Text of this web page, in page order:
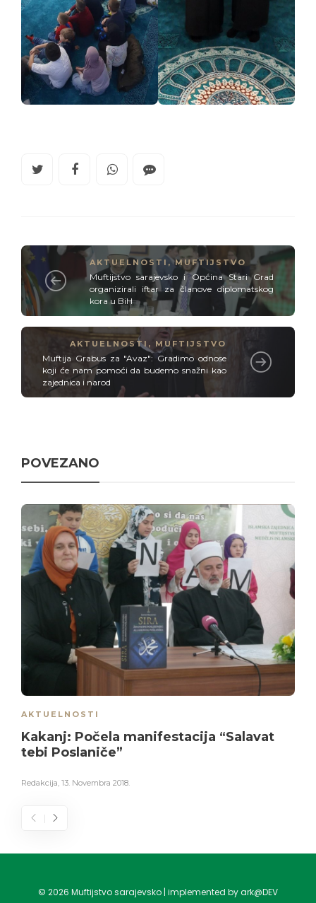
AKTUELNOSTI ,MUFTIJSTVO
Muftijstvo sarajevsko i Općina Stari Grad
organizirali iftar za članove diplomatskog
kora u BiH
AKTUELNOSTI , MUFTIJSTVO
Muftija Grabus za "Avaz": Gradimo odnose
koji će nam pomoći da budemo snažni kao
zajednica i narod
POVEZANO
AKTUELNOSTI
Kakanj: Počela manifestacija “Salavat
tebi Poslaniče”
Redakcija, 13. Novembra 2018.
© 2026 Muftijstvo sarajevsko | implemented by ark@DEV